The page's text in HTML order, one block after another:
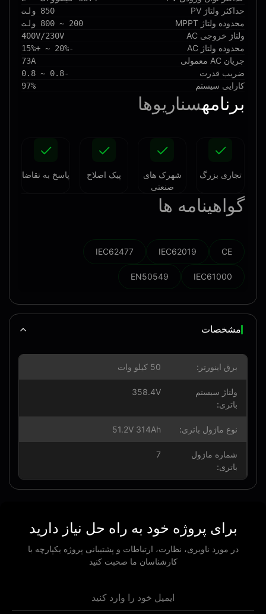
حداکثر ولتاژ PV
محدوده ولتاژ MPPT
ولتاژ خروجی AC 400V/230V
محدوده ولتاژ AC
جریان AC معمولی
ضریب قدرت
کارایی سیستم
برنامهسناریوها
تجاری بزرگ
شهرک های
صنعتی
پیک اصلاح پاسخ به تقاضا
گواهینامه ها
IEC62019
IEC62477
IEC61000
EN50549
مشخصات
برق اینورتر:
ولتاژ سیستم
باتری:
358.4V
نوع ماژول باتری: 51.2V 314Ah
شماره ماژول
باتری:
برای پروژه خود به راه حل نیاز دارید
در مورد ناوبری، نظارت، ارتباطات و پشتیبانی پروژه یکپارچه با
کارشناسان ما صحبت کنید